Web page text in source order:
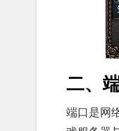
二、
端口是网